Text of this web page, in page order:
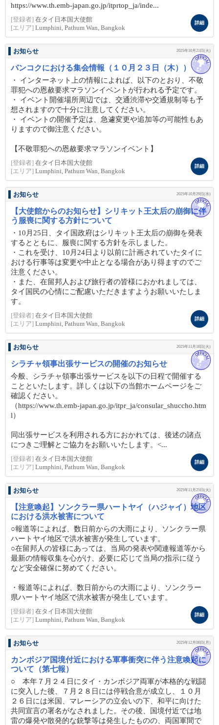
https://www.th.emb-japan.go.jp/itprtop_ja/inde...
[登録者] 在タイ日本国大使館
[エリア] Lumphini, Pathum Wan, Bangkok
詳細
お知らせ 2025年10月21日(火)
バンコクにおける集会情報（１０月２３日（木））
・ インターネット上の情報によれば、以下のとおり、不敬
罪犯への恩赦要求マラソンイベントが行われる予定です。
・ イベント開催場所周辺では、交通渋滞や交通規制等も予
想されますので十分に注意してください。
・ イベントの開催予定は、急遽変更や追加等の可能性もあ
りますので御注意ください。
【不敬罪犯への恩赦要求マラソンイベント】
[登録者] 在タイ日本国大使館
[エリア] Lumphini, Pathum Wan, Bangkok
詳細
お知らせ 2025年10月29日(水)
【大使館からのお知らせ】シリキット王太后の崩御に伴
う服喪に関する方針について
・10月25日、タイ国政府はシリキット王太后の崩御を発表
するとともに、服喪に関する方針を示しました。
・これを受け、10月24日より以前に計画されていたタイに
おける行事等は変更や中止となる場合があり得ますのでご
注意ください。
・また、在留邦人および旅行者の皆様におかれましては、
タイ国民の心情にご配慮いただきますようお願いいたしま
す。
[登録者] 在タイ日本国大使館
[エリア] Lumphini, Pathum Wan, Bangkok
詳細
お知らせ 2025年11月18日(火)
シラチャ領事出張サービスの開催のお知らせ
今般、シラチャ領事出張サービスを以下の日程で開催する
ことといたします。詳しくは以下の当館ホームページをご
確認ください。
（https://www.th.emb-japan.go.jp/itpr_ja/consular_shuccho.htm
l）
同出張サービスを利用される方におかれては、後述の諸点
につきご理解とご協力をお願いいたします。<...
[登録者] 在タイ日本国大使館
[エリア] Lumphini, Pathum Wan, Bangkok
詳細
お知らせ 2025年11月25日(火)
【注意喚起】ソンクラー県ハートヤイ（ハジャイ）地区
における洪水被害について
○報道等によれば、数日前からの大雨により、ソンクラー県
ハートヤイ地区で洪水被害が発生しています。
○在留邦人の皆様にあっては、当局の発表や関連報道等から
最新の情報収集を心がけ、必要に応じて当局の指示に従う
など安全確保に努めてください。
・報道等によれば、数日前からの大雨により、ソンクラー
県ハートヤイ地区で洪水被害が発生しています。
[登録者] 在タイ日本国大使館
[エリア] Lumphini, Pathum Wan, Bangkok
詳細
お知らせ 2025年12月08日(月)
カンボジア国境付近における軍事衝突に伴う注意喚起に
ついて（第七報）
○ 本年７月２４日にタイ・カンボジア両軍が本格的な戦闘
に突入した後、７月２８日には停戦合意が成立し、１０月
２６日には米国、マレーシアの立会いの下、和平に向けた
共同宣言の署名がなされました。その後、国境付近では地
雷の爆発や散発的な銃撃等は発生したものの、両国軍間で